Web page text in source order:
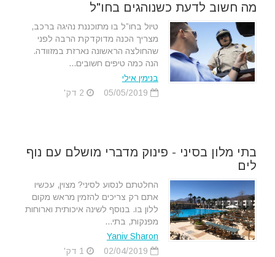
מה חשוב לדעת כשנוהגים בחו"ל
טיול בחו”ל בו מתוכננת נהיגה ברכב,
מצריך הכנה מדוקדקת הרבה לפני
שהחולצה הראשונה נארזת במזוודה.
הנה כמה טיפים חשובים...
בנימין אילי
בתי מלון בסיני - פינוק מדברי מושלם עם נוף
לים
החלטתם לנסוע לסיני? מצוין, עכשיו
אתם רק צריכים להזמין מראש מקום
ללון בו. בנוסף לשינה איכותית וארוחות
מפנקות, בתי...
Yaniv Sharon